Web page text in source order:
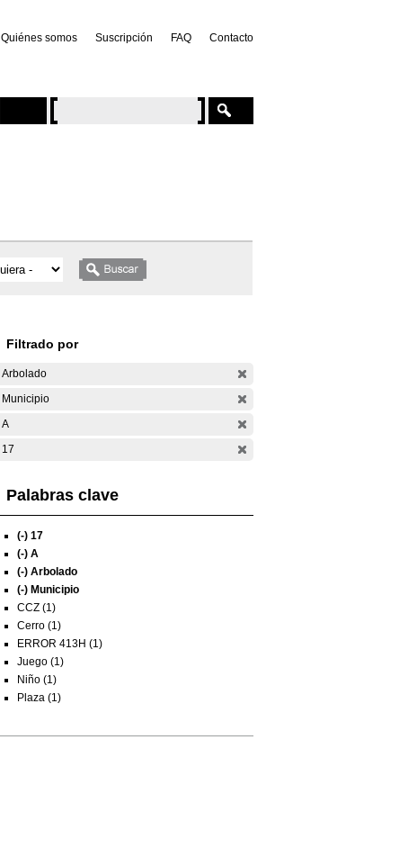
Quiénes somos Suscripción FAQ Contacto
Filtrado por
Arbolado
Municipio
A
17
Palabras clave
(-) 17
(-) A
(-) Arbolado
(-) Municipio
CCZ (1)
Cerro (1)
ERROR 413H (1)
Juego (1)
Niño (1)
Plaza (1)